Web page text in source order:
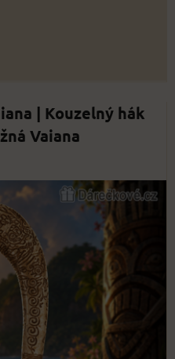
| Kouzelný hák
Vaiana